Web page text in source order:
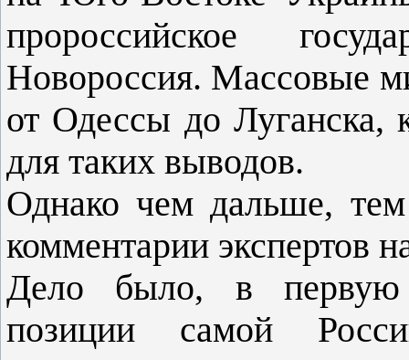
пророссийское
Новороссия. Массовые
от Одессы до Луганска,
для таких выводов.
Однако чем дальше,
комментарии экспертов
Дело было, в первую
позиции самой